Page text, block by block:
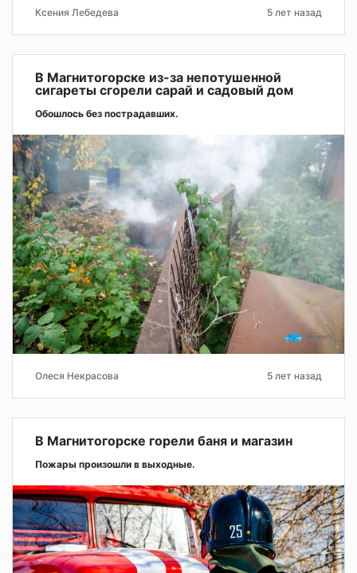
Ксения Лебедева 5 лет назад
В Магнитогорске из-за непотушенной
сигареты сгорели сарай и садовый дом
Обошлось без пострадавших.
Олеся Некрасова 5 лет назад
В Магнитогорске горели баня и магазин
Пожары произошли в выходные.